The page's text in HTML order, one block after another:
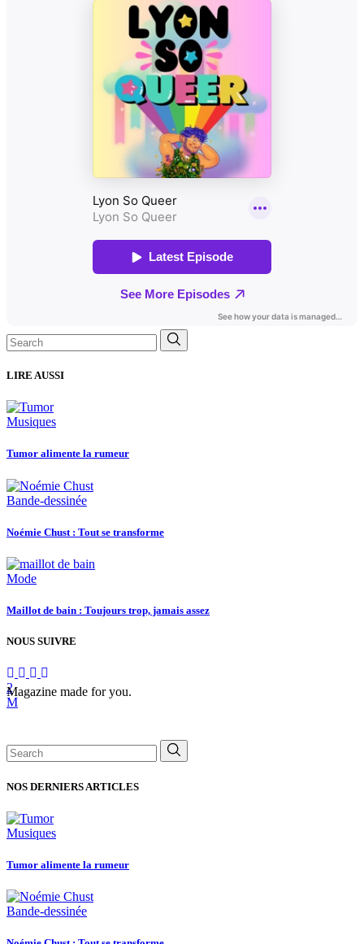
Search
for:
LIRE AUSSI
Musiques
Tumor alimente la rumeur
Bande-dessinée
Noémie Chust : Tout se transforme
Mode
Maillot de bain : Toujours trop, jamais assez
NOUS SUIVRE
Magazine made for you.
Search
for:
NOS DERNIERS ARTICLES
Musiques
Tumor alimente la rumeur
Bande-dessinée